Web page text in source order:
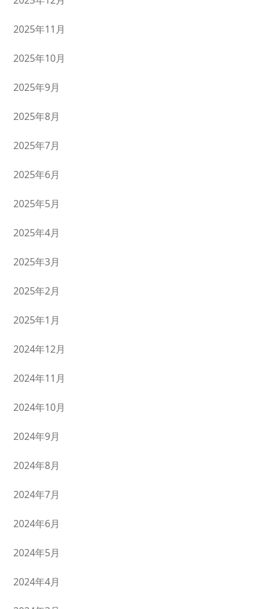
2025年11月
2025年10月
2025年9月
2025年8月
2025年7月
2025年6月
2025年5月
2025年4月
2025年3月
2025年2月
2025年1月
2024年12月
2024年11月
2024年10月
2024年9月
2024年8月
2024年7月
2024年6月
2024年5月
2024年4月